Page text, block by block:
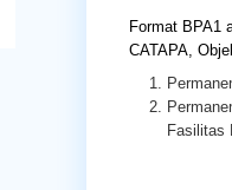
Format BPA1
CATAPA,
Fasilitas